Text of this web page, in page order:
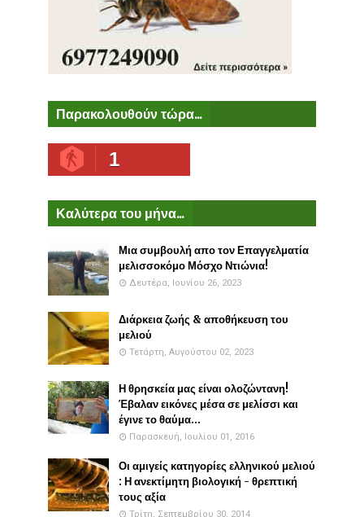
Παρακολουθούν τώρα...
1
Καλύτερα του μήνα...
Μια συμβουλή απο τον Επαγγελματία
μελισσοκόμο Μόσχο Ντιώνια!
Δευτέρα, Ιουνίου 26, 2023
Διάρκεια ζωής & αποθήκευση του
μελιού
Τετάρτη, Αυγούστου 02, 2023
Η θρησκεία μας είναι ολοζώντανη!
Έβαλαν εικόνες μέσα σε μελίσσι και
έγινε το θαύμα...
Παρασκευή, Ιουλίου 01, 2016
Οι αμιγείς κατηγορίες ελληνικού μελιού
: Η ανεκτίμητη βιολογική - θρεπτική
τους αξία
Τρίτη, Σεπτεμβρίου 30, 2014